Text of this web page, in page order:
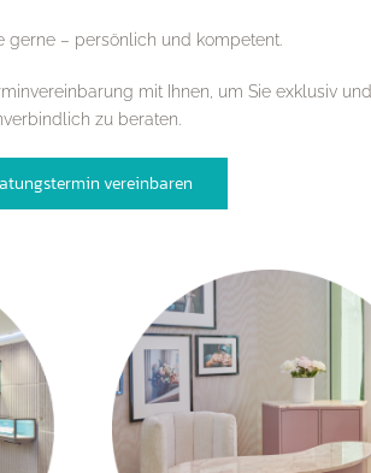
gerne – persönlich und kompetent.
mit Ihnen, um Sie exklusiv und
zu beraten.
vereinbaren